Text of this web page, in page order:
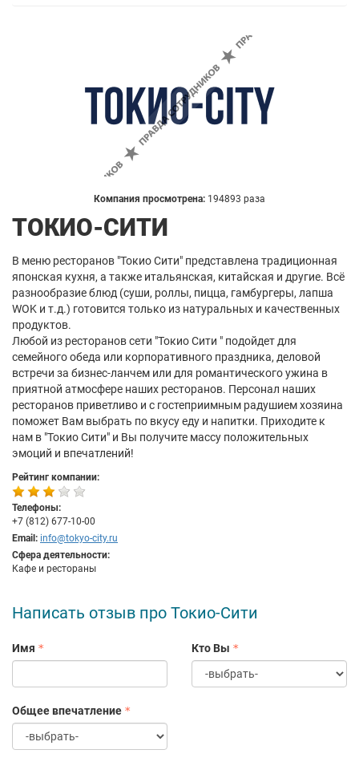
Компания просмотрена: 194893 раза
ТОКИО-СИТИ
В меню ресторанов "Токио Сити" представлена традиционная
японская кухня, а также итальянская, китайская и другие. Всё
разнообразие блюд (суши, роллы, пицца, гамбургеры, лапша
WOK и т.д.) готовится только из натуральных и качественных
продуктов.
Любой из ресторанов сети "Токио Сити " подойдет для
семейного обеда или корпоративного праздника, деловой
встречи за бизнес-ланчем или для романтического ужина в
приятной атмосфере наших ресторанов. Персонал наших
ресторанов приветливо и с гостеприимным радушием хозяина
поможет Вам выбрать по вкусу еду и напитки. Приходите к
нам в "Токио Сити" и Вы получите массу положительных
эмоций и впечатлений!
Рейтинг компании:
Телефоны:
+7 (812) 677-10-00
Email: info@tokyo-city.ru
Сфера деятельности:
Кафе и рестораны
Написать отзыв про Токио-Сити
Имя Кто Вы
Общее впечатление